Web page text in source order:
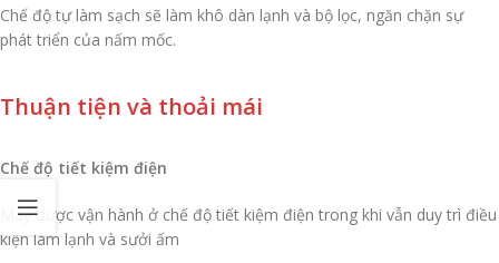
Chế độ tự làm sạch sẽ làm khô dàn lạnh và bộ lọc, ngăn chặn sự
phát triển của nấm mốc.
Thuận tiện và thoải mái
Chế độ tiết kiệm điện
Máy được vận hành ở chế độ tiết kiệm điện trong khi vẫn duy trì điều
kiện làm lạnh và sưởi ấm